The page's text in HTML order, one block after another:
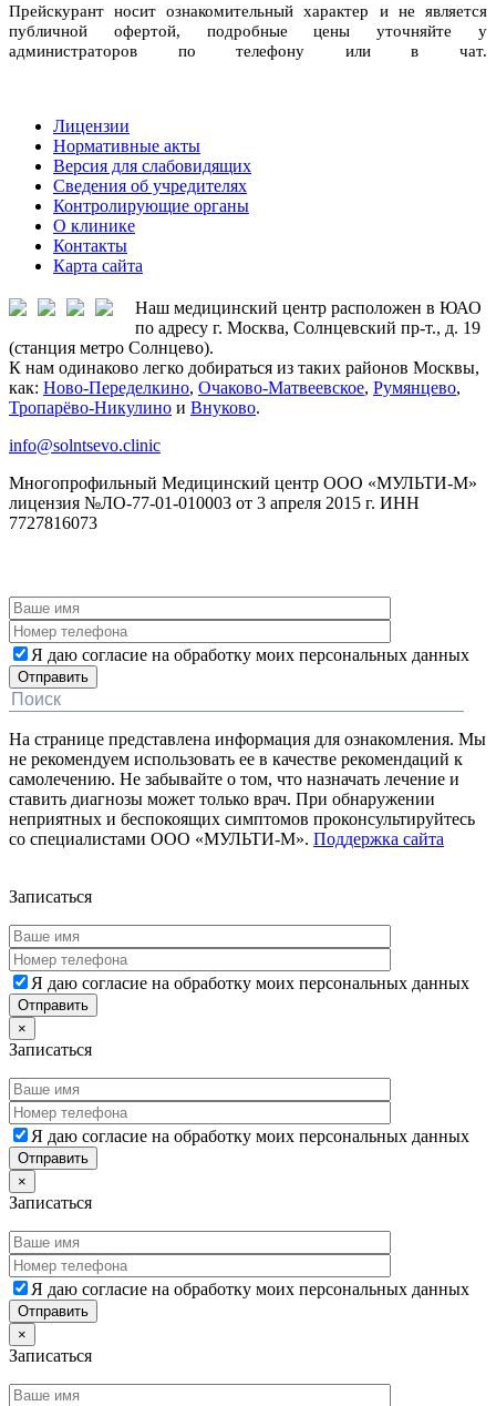
Прейскурант носит ознакомительный характер и не является
публичной офертой, подробные цены уточняйте у
администраторов по телефону или в чат.
Лицензии
Нормативные акты
Версия для слабовидящих
Сведения об учредителях
Контролирующие органы
О клинике
Контакты
Карта сайта
Наш медицинский центр расположен в ЮАО
по адресу г. Москва, Солнцевский пр-т., д. 19
(станция метро Солнцево).
К нам одинаково легко добираться из таких районов Москвы,
как: Ново-Переделкино, Очаково-Матвеевское, Румянцево,
Тропарёво-Никулино и Внуково.
info@solntsevo.clinic
Многопрофильный Медицинский центр ООО «МУЛЬТИ-М»
лицензия №ЛО-77-01-010003 от 3 апреля 2015 г. ИНН
7727816073
Я даю согласие на обработку моих персональных данных
На странице представлена информация для ознакомления. Мы
не рекомендуем использовать ее в качестве рекомендаций к
самолечению. Не забывайте о том, что назначать лечение и
ставить диагнозы может только врач. При обнаружении
неприятных и беспокоящих симптомов проконсультируйтесь
со специалистами ООО «МУЛЬТИ-М». Поддержка сайта
Записаться
Я даю согласие на обработку моих персональных данных
×
Записаться
Я даю согласие на обработку моих персональных данных
×
Записаться
Я даю согласие на обработку моих персональных данных
×
Записаться